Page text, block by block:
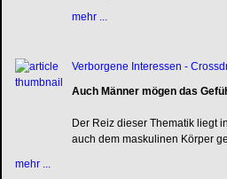
mehr ...
Verborgene Interessen -
Auch Männer mögen das
Der Reiz dieser Thematik liegt
auch dem maskulinen Körper
mehr ...